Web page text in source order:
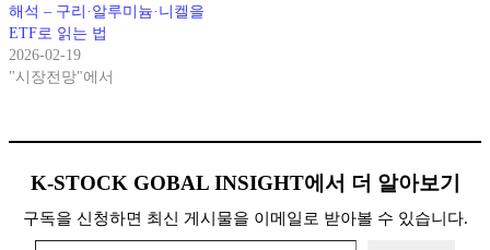
해석 – 구리·알루미늄·니켈을
ETF로 읽는 법
2026-02-19
"시장전망"에서
K-STOCK GOBAL INSIGHT에서 더 알아보기
구독을 신청하면 최신 게시물을 이메일로 받아볼 수 있습니다.
이메일 주소 입력…